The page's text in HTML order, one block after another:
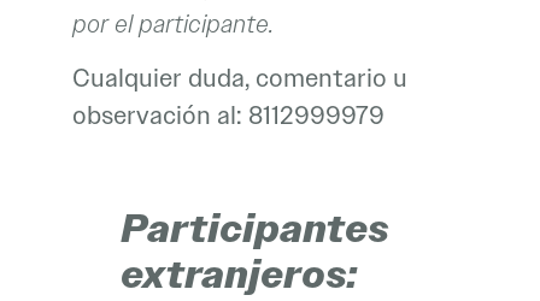
por el participante.
Cualquier duda, comentario u
observación al: 8112999979
Participantes
extranjeros: